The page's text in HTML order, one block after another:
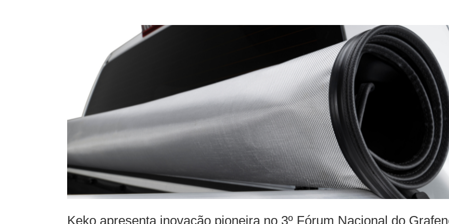
Keko apresenta inovação pioneira no 3º Fórum Nacional do